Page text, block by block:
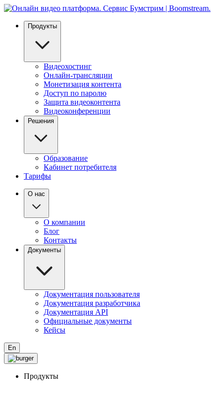
Продукты
Видеохостинг
Онлайн-трансляции
Монетизация контента
Доступ по паролю
Защита видеоконтента
Видеоконференции
Решения
Образование
Кабинет потребителя
Тарифы
О нас
О компании
Блог
Контакты
Документы
Документация пользователя
Документация разработчика
Документация API
Официальные документы
Кейсы
En
Продукты